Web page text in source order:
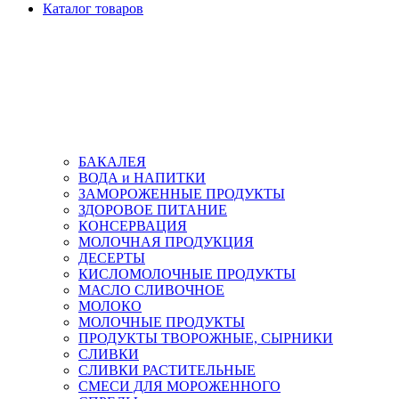
Каталог товаров
БАКАЛЕЯ
ВОДА и НАПИТКИ
ЗАМОРОЖЕННЫЕ ПРОДУКТЫ
ЗДОРОВОЕ ПИТАНИЕ
КОНСЕРВАЦИЯ
МОЛОЧНАЯ ПРОДУКЦИЯ
ДЕСЕРТЫ
КИСЛОМОЛОЧНЫЕ ПРОДУКТЫ
МАСЛО СЛИВОЧНОЕ
МОЛОКО
МОЛОЧНЫЕ ПРОДУКТЫ
ПРОДУКТЫ ТВОРОЖНЫЕ, СЫРНИКИ
СЛИВКИ
СЛИВКИ РАСТИТЕЛЬНЫЕ
СМЕСИ ДЛЯ МОРОЖЕННОГО